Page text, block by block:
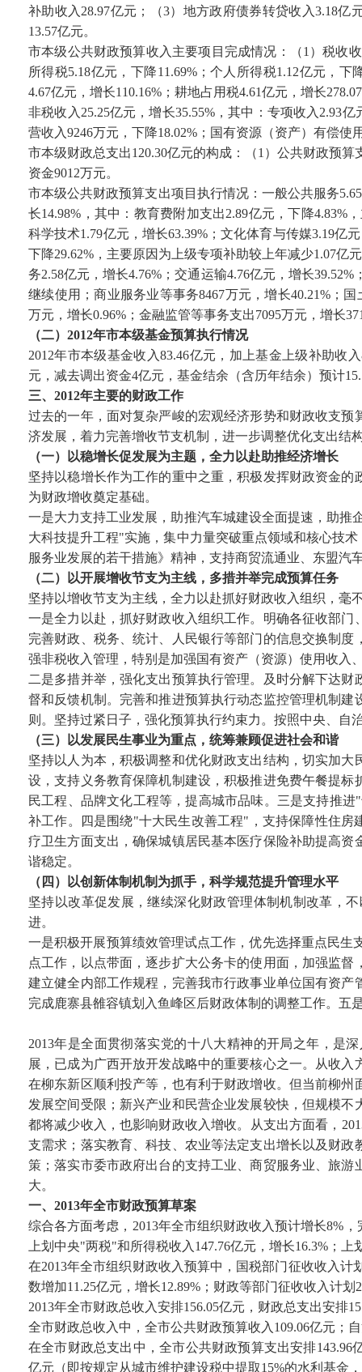
补助收入28.97亿元；（3）地方政府债券转贷收入3.18
13.57亿元。
市本级公共财政预算收入主要项目完成情况：（1）税收
所得税5.18亿元，下降11.69%；个人所得税1.12亿元，
4.67亿元，增长110.16%；耕地占用税4.61亿元，增长
非税收入25.25亿元，增长35.55%，其中：专项收入2.93
营收入9246万元，下降18.02%；国有资源（资产）有偿使
市本级财政总支出120.30亿元的构成：（1）公共财政预
资金9012万元。
市本级公共财政预算支出项目执行情况：一般公共服务
长14.98%，其中：教育费附加支出2.89亿元，下降4.83%
科学技术1.79亿元，增长63.39%；文化体育与传媒3.19亿
下降29.62%，主要原因为上级专项补助较上年减少1.07亿
务2.58亿元，增长4.76%；交通运输4.76亿元，增长
继续使用；商业服务业等事务8467万元，增长40.21%；
万元，增长0.96%；金融监管等事务支出7095万元，增长
（二）2012年市本级基金预算执行情况
2012年市本级基金收入83.46亿元，加上基金上级补助收
元，减去调出资金4亿元，基金结余（含历年结余）预计
三、2012年主要的财政工作
过去的一年，面对复杂严峻的宏观经济形势和财政收支
济发展，着力完善增收节支机制，进一步调整优化支出结
（一）以稳增长促发展为主题，全力以赴助推经济增长
坚持以稳增长作为工作的重中之重，积极发挥财政资金
为财政增收奠定基础。
一是大力支持工业发展，助推汽车城建设全面提速，助
大科技提升工程"实施，集中力量突破重点领域和核心技
服务业发展的若干措施》精神，支持商贸流通业、东盟汽
（二）以开展增收节支为主线，多措并举完成预算任务
坚持以增收节支为主线，全力以赴抓好财政收入组织，毫
一是全力以赴，抓好财政收入组织工作。明确各征收部
完善财政、税务、统计、人民银行等部门的信息交换制
强非税收入管理，特别是加强国有资产（资源）使用收入
二是多措并举，强化支出预算执行管理。及时分解下达
督和反馈机制。完善和推进预算执行动态监控管理机制
则。坚持过紧日子，强化预算执行约束力。按照中央、自
（三）以发展民生事业为重点，统筹兼顾促进社会和谐
坚持以人为本，积极调整和优化财政支出结构，切实加
设，支持义务教育保障机制建设，积极推进免费午餐提
民工程、品牌文化工程等，提高城市品味。三是支持推
补工作。四是围绕"十大民生改善工程"，支持保障性住
疗卫生方面支出，确保城镇居民基本医疗保险补助提高
谐稳定。
（四）以创新体制机制为抓手，科学规范提升管理水平
坚持以改革促发展，继续深化财政管理体制机制改革，
进。
一是积极开展预算绩效管理试点工作，优先选择重点民
点工作，以点带面，逐步扩大公务卡的使用面，加强监
建立健全内部工作规程，完善我市行政事业单位国有资
完成鹿寨县雒容镇划入鱼峰区后财政体制的调整工作。
2013年是全面贯彻落实党的十八大精神的开局之年，是
展，已成为广西开放开发战略中的重要核心之一。从收
在柳东新区顺利投产等，也有利于财政增收。但当前柳
发展空间受限；新兴产业和民营企业发展较快，但规模
都将减少收入，也影响财政收入增收。从支出方面看，
支需求；落实教育、科技、农业等法定支出增长以及财
策；落实市委市政府出台的支持工业、商贸服务业、旅
大。
一、2013年全市财政预算草案
综合各方面考虑，2013年全市组织财政收入预计增长8%
上划中央"两税"和所得税收入147.76亿元，增长16.3%；
在2013年全市组织财政收入预算中，国税部门征收收入计
数增加11.25亿元，增长12.89%；财政等部门征收收入计
2013年全市财政总收入安排156.05亿元，财政总支出安排
全市财政总收入中，全市公共财政预算收入109.06亿元；
在全市财政总支出中，全市公共财政预算支出安排143.96
亿元（即按规定从城市维护建设税中提取15%的水利基金